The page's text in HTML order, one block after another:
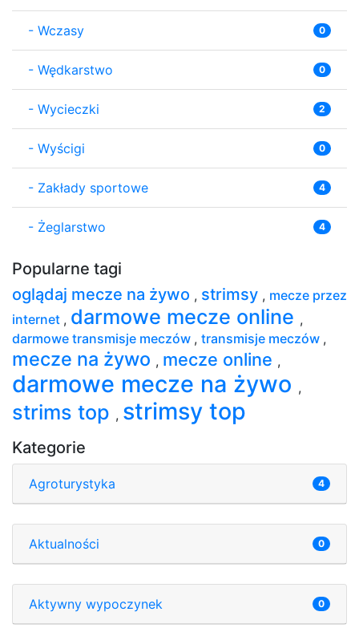
- Wczasy 0
- Wędkarstwo 0
- Wycieczki 2
- Wyścigi 0
- Zakłady sportowe 4
- Żeglarstwo 4
Popularne tagi
oglądaj mecze na żywo , strimsy , mecze przez
internet , darmowe mecze online ,
darmowe transmisje meczów , transmisje meczów ,
mecze na żywo , mecze online ,
darmowe mecze na żywo ,
strims top , strimsy top
Kategorie
Agroturystyka 4
Aktualności 0
Aktywny wypoczynek 0